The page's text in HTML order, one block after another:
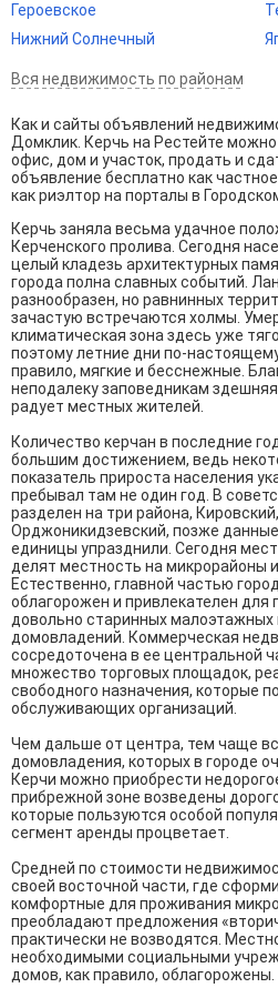
Героевское
Нижний Солнечный
Вся недвижимость по районам
Как и сайты объявлений
Домклик. Керчь на Рестейте можно
офис, дом и участок, продать и
объявление бесплатно как
как риэлтор на порталы в
Керчь заняла весьма удачное
Керченского пролива. Сегодня
целый кладезь архитектурных
города полна славных событий.
разнообразен, но равнинных
зачастую встречаются холмы.
климатическая зона здесь уже
поэтому летние дни по-
правило, мягкие и бесснежные.
неподалеку заповедникам
радует местных жителей.
Количество керчан в последние
большим достижением, ведь
показатель прироста населения
пребывал там не один год. В
разделен на три района,
Орджоникидзевский, позже
единицы упразднили. Сегодня
делят местность на микрорайоны
Естественно, главной частью
облагорожен и привлекателен для
довольно старинных малоэтажных
домовладений. Коммерческая
сосредоточена в ее центральной
множество торговых площадок,
свободного назначения, которые
обслуживающих организаций.
Чем дальше от центра, тем чаще
домовладения, которых в городе
Керчи можно приобрести
прибрежной зоне возведены
которые пользуются особой
сегмент аренды процветает.
Средней по стоимости
своей восточной части, где
комфортные для проживания
преобладают предложения
практически не возводятся.
необходимыми социальными
домов, как правило, облагорожены.